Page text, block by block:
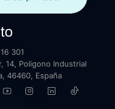
301
14, Poligono Industrial
46460, España